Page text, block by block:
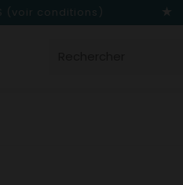
(voir conditions)